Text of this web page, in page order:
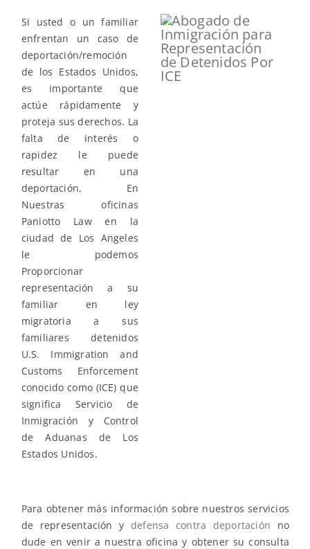
Si usted o un familiar
enfrentan un caso de
deportación/remoción
de los Estados Unidos,
es importante que
actúe rápidamente y
proteja sus derechos. La
falta de interés o
rapidez le puede
resultar en una
deportación, En
Nuestras oficinas
Paniotto Law en la
ciudad de Los Angeles
le podemos
Proporcionar
representación a su
familiar en ley
migratoria a sus
familiares detenidos
U.S. Immigration and
Customs Enforcement
conocido como (ICE) que
significa Servicio de
Inmigración y Control
de Aduanas de Los
Estados Unidos.
Para obtener más información sobre nuestros servicios
de representación y defensa contra deportación no
dude en venir a nuestra oficina y obtener su consulta